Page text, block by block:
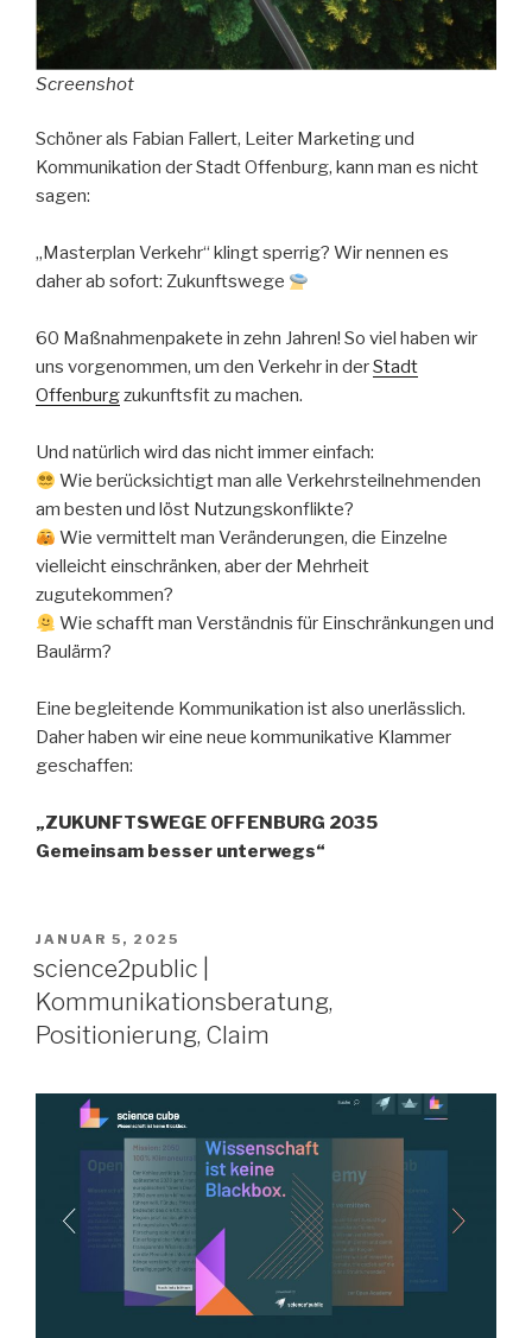
Screenshot
Schöner als Fabian Fallert, Leiter Marketing und
Kommunikation der Stadt Offenburg, kann man es nicht
sagen:
„Masterplan Verkehr“ klingt sperrig? Wir nennen es
daher ab sofort: Zukunftswege
60 Maßnahmenpakete in zehn Jahren! So viel haben wir
uns vorgenommen, um den Verkehr in derStadt
Offenburgzukunftsfit zu machen.
Und natürlich wird das nicht immer einfach:
Wie berücksichtigt man alle Verkehrsteilnehmenden
am besten und löst Nutzungskonflikte?
Wie vermittelt man Veränderungen, die Einzelne
vielleicht einschränken, aber der Mehrheit
zugutekommen?
Wie schafft man Verständnis für Einschränkungen und
Baulärm?
Eine begleitende Kommunikation ist also unerlässlich.
Daher haben wir eine neue kommunikative Klammer
geschaffen:
„ZUKUNFTSWEGE OFFENBURG 2035
Gemeinsam besser unterwegs“
VERÖFFENTLICHT
AM
JANUAR 5, 2025
science2public |
Kommunikationsberatung,
Positionierung, Claim